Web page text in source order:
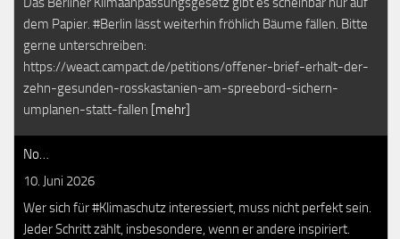
dem Papier. #Berlin lässt weiterhin fröhlich Bäume fällen. Bitte
gerne unterschreiben:
https://weact.campact.de/petitions/offener-brief-erhalt-der-
zehn-gesunden-rosskastanien-am-spreebord-sichern-
umplanen-statt-fallen [mehr]
No…
10. Juni 2026
Wer sich für #Klimaschutz interessiert, muss nicht perfekt sein.
Jeder Schritt zählt, insbesondere, wenn er andere inspiriert.